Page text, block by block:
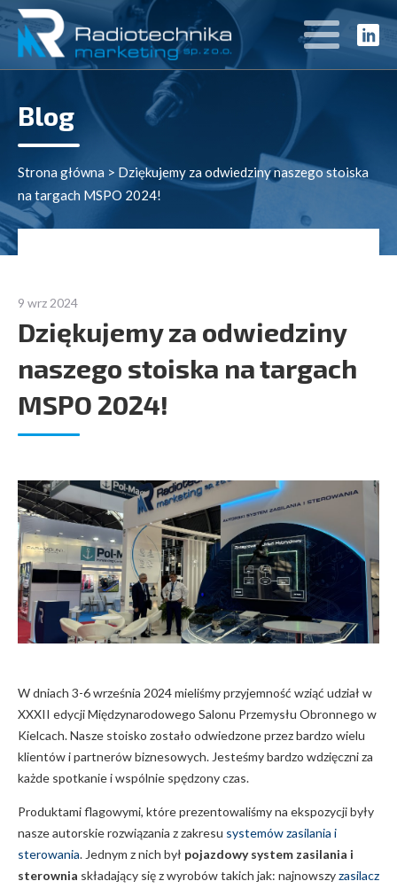
Blog
Strona główna > Dziękujemy za odwiedziny naszego stoiska
na targach MSPO 2024!
9 wrz 2024
Dziękujemy za odwiedziny
naszego stoiska na targach
MSPO 2024!
W dniach 3-6 września 2024 mieliśmy przyjemność wziąć udział w
XXXII edycji Międzynarodowego Salonu Przemysłu Obronnego w
Kielcach. Nasze stoisko zostało odwiedzone przez bardzo wielu
klientów i partnerów biznesowych. Jesteśmy bardzo wdzięczni za
każde spotkanie i wspólnie spędzony czas.
Produktami flagowymi, które prezentowaliśmy na ekspozycji były
nasze autorskie rozwiązania z zakresu systemów zasilania i
sterowania. Jednym z nich był pojazdowy system zasilania i
sterownia składający się z wyrobów takich jak: najnowszyzasilacz